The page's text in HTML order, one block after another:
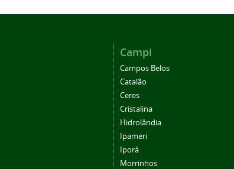
Campi
Campos Belos
Catalão
Ceres
Cristalina
Hidrolândia
Ipameri
Iporá
Morrinhos